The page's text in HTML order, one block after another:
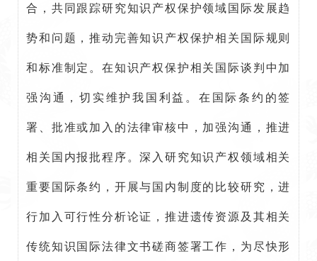
合，共同跟踪研究知识产权保护领域国际发展趋
势和问题，推动完善知识产权保护相关国际规则
和标准制定。在知识产权保护相关国际谈判中加
强沟通，切实维护我国利益。在国际条约的签
署、批准或加入的法律审核中，加强沟通，推进
相关国内报批程序。深入研究知识产权领域相关
重要国际条约，开展与国内制度的比较研究，进
行加入可行性分析论证，推进遗传资源及其相关
传统知识国际法律文书磋商签署工作，为尽快形